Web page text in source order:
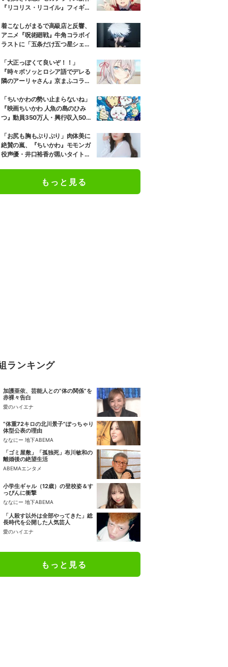
『リコリス・リコイル』フィギュ
着こなしがまるで高級店と反響、
アニメ『呪術廻戦』牛角コラボイ
ラストに「五条だけ五つ星シェ
「大正っぽくて良いぞ！！」
『時々ボソッとロシア語でデレる
隣のアーリャさん』京まふコラボ
「ちいかわの勢い止まらないね」
『映画ちいかわ 人魚の島のひみ
つ』動員350万人・興行収入50億
「お尻も胸もぷりぷり」肉体美に
絶賛の嵐、『ちいかわ』モモンガ
役声優・井口裕香が黒いタイトウ
もっと見る
ランキング
加護亜依、芸能人との“体の関係”を
赤裸々告白
愛のハイエナ
“体重72キロの北川景子”ぽっちゃり
体型公表の理由
ななにー 地下ABEMA
「ゴミ屋敷」「孤独死」布川敏和の
離婚後の絶望生活
ABEMAエンタメ
小学生ギャル（12歳）の登校姿＆す
っぴんに衝撃
ななにー 地下ABEMA
「人殺す以外は全部やってきた」総
長時代を公開した人気芸人
愛のハイエナ
もっと見る